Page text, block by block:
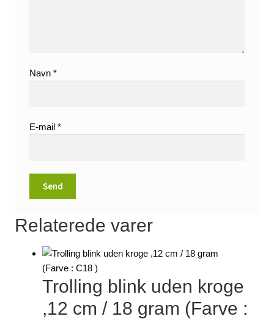
Navn*
E-mail*
Relaterede varer
Trolling blink uden kroge
,12 cm / 18 gram (Farve :